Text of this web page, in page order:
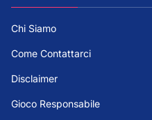
Chi Siamo
Come Contattarci
Disclaimer
Gioco Responsabile